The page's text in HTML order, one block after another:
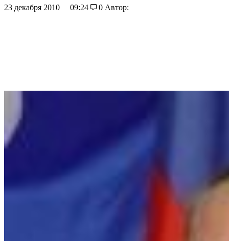
23 декабря 2010 09:24 0 Автор: